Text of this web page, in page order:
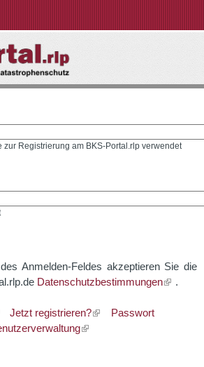
zur Registrierung am BKS-Portal.rlp verwendet
Anmelden-Feldes akzeptieren Sie die
Datenschutzbestimmungen .
Jetzt registrieren?
Passwort